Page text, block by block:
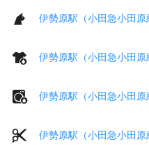
伊勢原駅（小田急小田
伊勢原駅（小田急小田
伊勢原駅（小田急小田
伊勢原駅（小田急小田